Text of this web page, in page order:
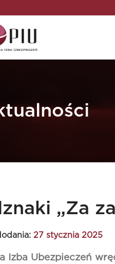
„Za
27 stycznia 2025
Izba Ubezpieczeń